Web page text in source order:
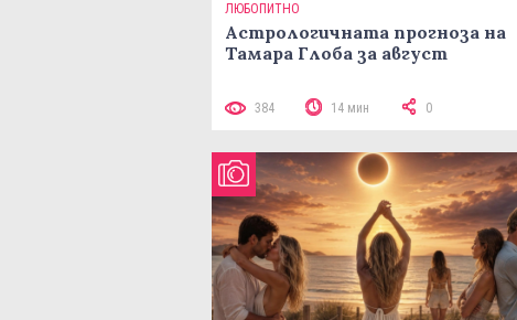
ЛЮБОПИТНО
Астрологичната прогноза на
Тамара Глоба за август
384 14 мин 0